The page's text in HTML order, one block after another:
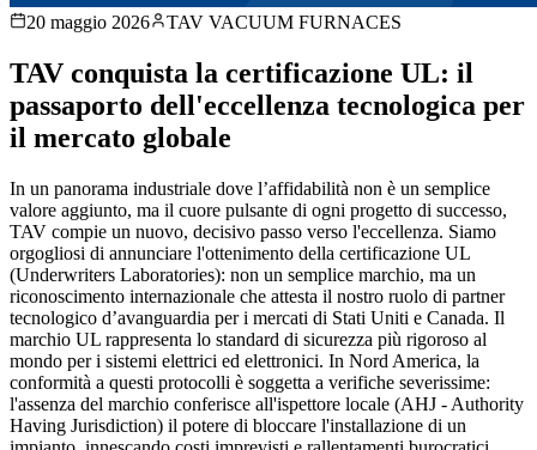
20 maggio 2026 TAV VACUUM FURNACES
TAV conquista la certificazione UL: il
passaporto dell'eccellenza tecnologica per
il mercato globale
In un panorama industriale dove l’affidabilità non è un semplice
valore aggiunto, ma il cuore pulsante di ogni progetto di successo,
TAV compie un nuovo, decisivo passo verso l'eccellenza. Siamo
orgogliosi di annunciare l'ottenimento della certificazione UL
(Underwriters Laboratories): non un semplice marchio, ma un
riconoscimento internazionale che attesta il nostro ruolo di partner
tecnologico d’avanguardia per i mercati di Stati Uniti e Canada. Il
marchio UL rappresenta lo standard di sicurezza più rigoroso al
mondo per i sistemi elettrici ed elettronici. In Nord America, la
conformità a questi protocolli è soggetta a verifiche severissime:
l'assenza del marchio conferisce all'ispettore locale (AHJ - Authority
Having Jurisdiction) il potere di bloccare l'installazione di un